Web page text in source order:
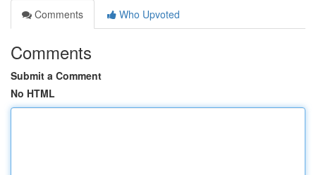
Comments
Who Upvoted
Comments
Submit a Comment
No HTML